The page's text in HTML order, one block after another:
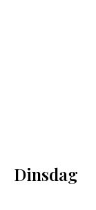
Dinsdag